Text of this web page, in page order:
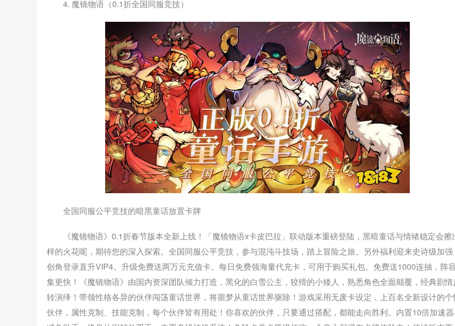
4. 魔镜物语（0.1折全国同服竞技）
全国同服公平竞技的暗黑童话放置卡牌
《魔镜物语》0.1折春节版本全新上线！「魔镜物语x卡皮巴拉」联动版本重磅登陆，黑暗童话与情绪稳定会擦
样的火花呢，期待您的深入探索。全国同服公平竞技，参与混沌斗技场，踏上冒险之旅。另外福利迎来史诗级加强
创角登录直升VIP4。升级免费送两万元充值卡。每日免费领海量代充卡，可用于购买礼包。免费送1000连抽，阵
集更快！《魔镜物语》由国内资深团队倾力打造，黑化的白雪公主，狡猾的小矮人，熟悉角色全面颠覆，经典剧情
转演绎！带领性格各异的伙伴闯荡童话世界，将噩梦从童话世界驱除！游戏采用无废卡设定，上百名全新设计的个
伙伴，属性克制、技能克制，每个伙伴皆有用处！你喜欢的伙伴，只要通过搭配，都能走向胜利。内置10倍加速